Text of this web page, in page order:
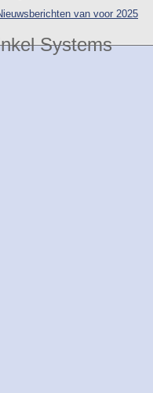
van voor 2025
Systems